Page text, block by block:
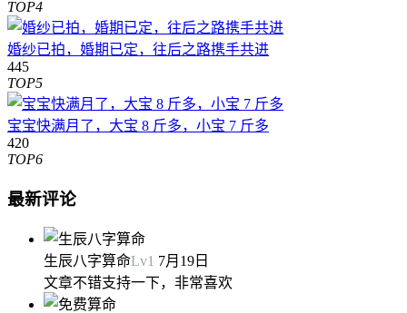
TOP4
婚纱已拍，婚期已定，往后之路携手共进
445
TOP5
宝宝快满月了，大宝 8 斤多，小宝 7 斤多
420
TOP6
最新评论
生辰八字算命Lv1 7月19日
文章不错支持一下，非常喜欢